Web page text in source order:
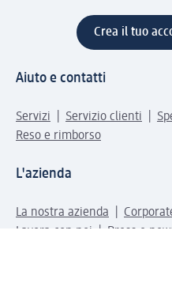
Crea il tuo
Aiuto e contatti
Servizi Servizio clienti
Reso e rimborso
L'azienda
La nostra azienda
Lavora con noi
Press e